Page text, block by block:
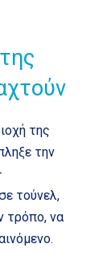
της
την
τούνελ,
τρόπο, να